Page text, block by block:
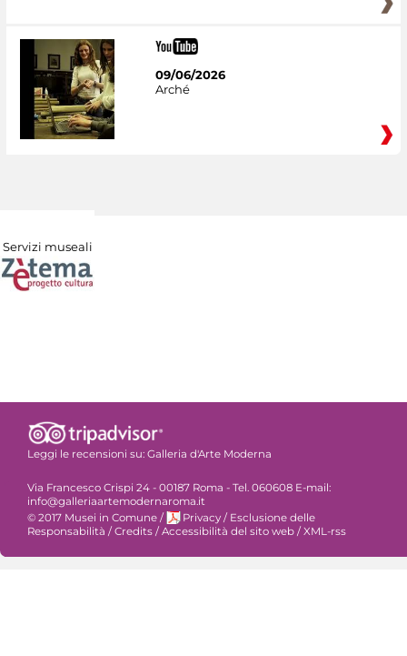
09/06/2026
Arché
Servizi museali
Leggi le recensioni su: Galleria d'Arte Moderna
Via Francesco Crispi 24 - 00187 Roma - Tel. 060608 E-mail:
info@galleriaartemodernaroma.it
© 2017 Musei in Comune / Privacy / Esclusione delle
Responsabilità / Credits / Accessibilità del sito web / XML-rss